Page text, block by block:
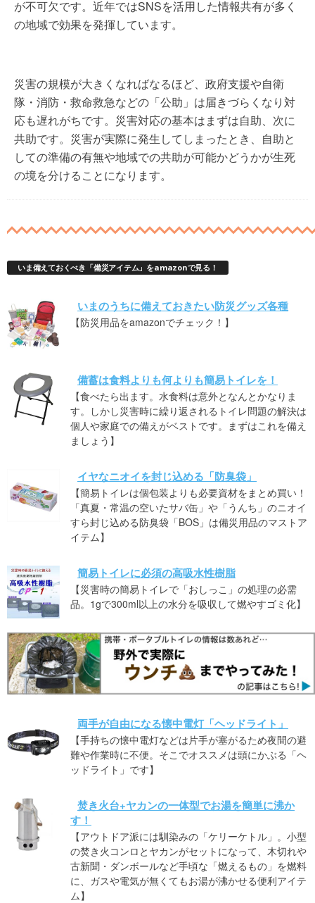
が不可欠です。近年ではSNSを活用した情報共有が多く
の地域で効果を発揮しています。
災害の規模が大きくなればなるほど、政府支援や自衛
隊・消防・救命救急などの「公助」は届きづらくなり対
応も遅れがちです。災害対応の基本はまずは自助、次に
共助です。災害が実際に発生してしまったとき、自助と
しての準備の有無や地域での共助が可能かどうかが生死
の境を分けることになります。
いま備えておくべき「備災アイテム」をamazonで見る！
いまのうちに備えておきたい防災グッズ各種
【防災用品をamazonでチェック！】
備蓄は食料よりも何よりも簡易トイレを！
【食べたら出ます。水食料は意外となんとかなりま
す。しかし災害時に繰り返されるトイレ問題の解決は
個人や家庭での備えがベストです。まずはこれを備え
ましょう】
イヤなニオイを封じ込める「防臭袋」
【簡易トイレは個包装よりも必要資材をまとめ買い！
「真夏・常温の空いたサバ缶」や「うんち」のニオイ
すら封じ込める防臭袋「BOS」は備災用品のマストア
イテム】
簡易トイレに必須の高吸水性樹脂
【災害時の簡易トイレで「おしっこ」の処理の必需
品。1gで300ml以上の水分を吸収して燃やすゴミ化】
両手が自由になる懐中電灯「ヘッドライト」
【手持ちの懐中電灯などは片手が塞がるため夜間の避
難や作業時に不便。そこでオススメは頭にかぶる「ヘ
ッドライト」です】
焚き火台+ヤカンの一体型でお湯を簡単に沸か
す！
【アウトドア派には馴染みの「ケリーケトル」。小型
の焚き火コンロとヤカンがセットになって、木切れや
古新聞・ダンボールなど手頃な「燃えるもの」を燃料
に、ガスや電気が無くてもお湯が沸かせる便利アイテ
ム】